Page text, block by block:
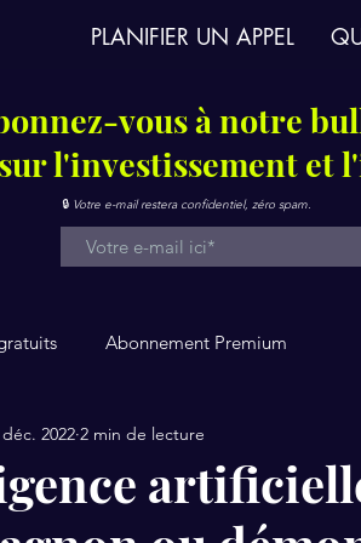
PLANIFIER UN APPEL
vous à notre
sur l'investissement et
🔒 Votre e-mail restera confidentiel, zéro spam.
Abonnement Premium
déc. 2022 2 min de lecture